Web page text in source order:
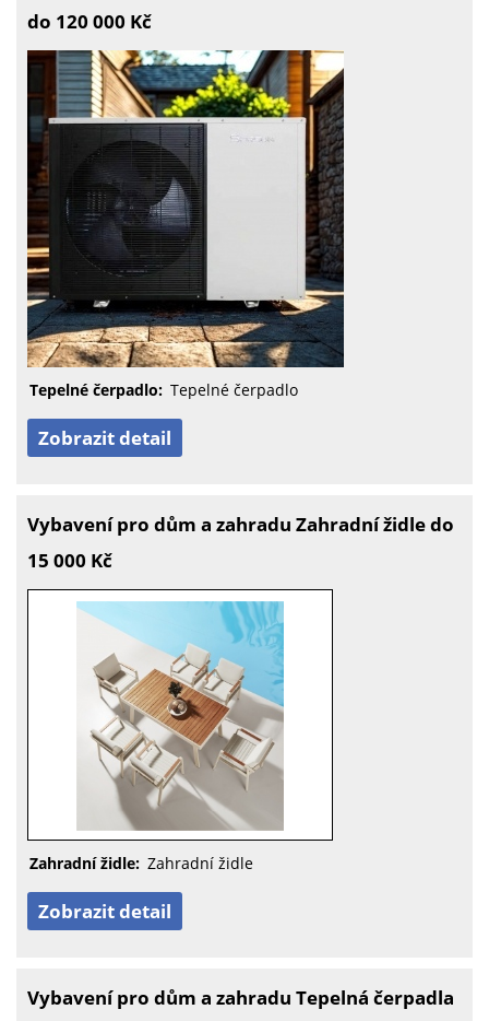
do 120 000 Kč
Tepelné čerpadlo: Tepelné čerpadlo
Zobrazit detail
Vybavení pro dům a zahradu Zahradní židle do
15 000 Kč
Zahradní židle: Zahradní židle
Zobrazit detail
Vybavení pro dům a zahradu Tepelná čerpadla